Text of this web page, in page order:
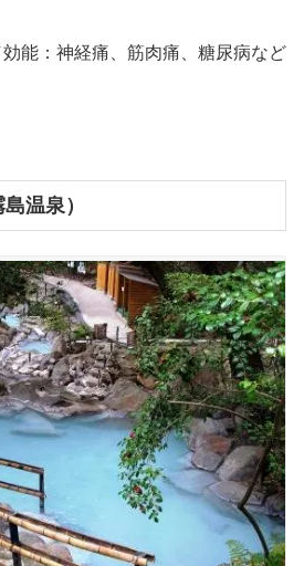
能：神経痛、筋肉痛、糖尿病など
温泉）